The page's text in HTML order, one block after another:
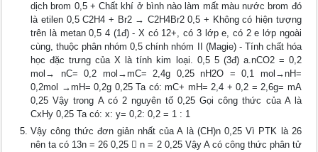
dịch brom 0,5 + Chất khí ở bình nào làm mất màu nước brom đó
là etilen 0,5 C2H4 + Br2 → C2H4Br2 0,5 + Không có hiện tượng
trên là metan 0,5 4 (1đ) - X có 12+, có 3 lớp e, có 2 e lớp ngoài
cùng, thuộc phân nhóm 0,5 chính nhóm II (Magie) - Tính chất hóa
học đặc trưng của X là tính kim loại. 0,5 5 (3đ) a.nCO2 = 0,2
mol→ nC= 0,2 mol→mC= 2,4g 0,25 nH2O = 0,1 mol→nH=
0,2mol →mH= 0,2g 0,25 Ta có: mC+ mH= 2,4 + 0,2 = 2,6g= mA
0,25 Vậy trong A có 2 nguyên tố 0,25 Gọi công thức của A là
CxHy 0,25 Ta có: x: y= 0,2: 0,2 = 1 : 1
Vậy công thức đơn giản nhất của A là (CH)n 0,25 Vì PTK là 26
nên ta có 13n = 26 0,25  n = 2 0,25 Vậy A có công thức phân tử